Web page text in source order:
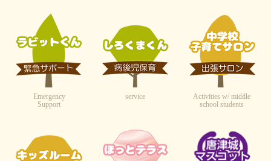
Emergency
Support
service
Activities w/ middle
school students